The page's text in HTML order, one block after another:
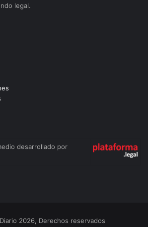
legal.
desarrollado por
2026, Derechos reservados